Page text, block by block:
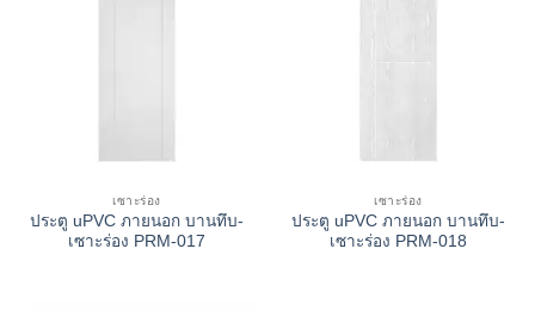
เซาะร่อง
ประตู uPVC ภายนอก บานทึบ-
เซาะร่อง PRM-017
เซาะร่อง
ประตู uPVC ภายนอก บานทึบ-
เซาะร่อง PRM-018